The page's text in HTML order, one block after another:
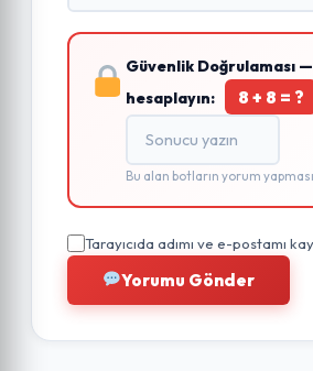
Güvenlik Doğrulaması
hesaplayın:
8 + 8 = ?
Bu alan botların yorum
Tarayıcıda adımı ve e-postamı
Yorumu Gönder